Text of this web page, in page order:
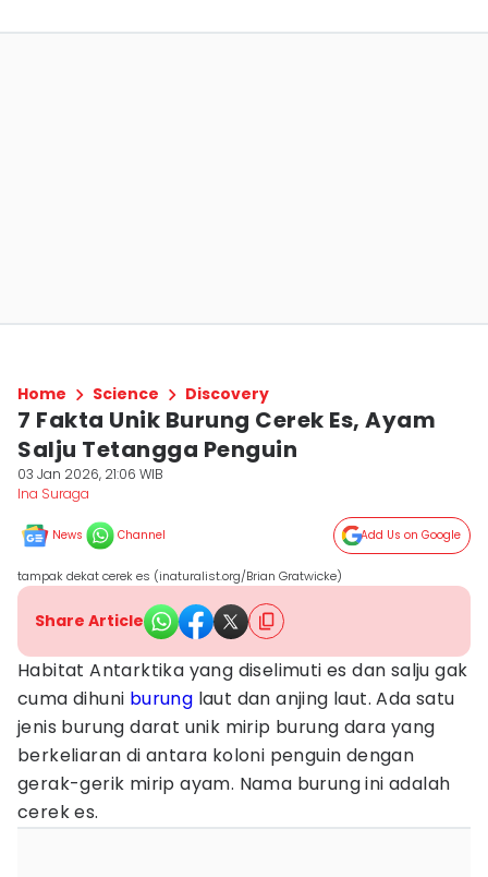
Home Science Discovery
7 Fakta Unik Burung Cerek Es, Ayam
Salju Tetangga Penguin
03 Jan 2026, 21:06 WIB
Ina Suraga
News Channel Add Us on Google
tampak dekat cerek es (inaturalist.org/Brian Gratwicke)
Share Article
Habitat Antarktika yang diselimuti es dan salju gak
cuma dihuni burung laut dan anjing laut. Ada satu
jenis burung darat unik mirip burung dara yang
berkeliaran di antara koloni penguin dengan
gerak-gerik mirip ayam. Nama burung ini adalah
cerek es.